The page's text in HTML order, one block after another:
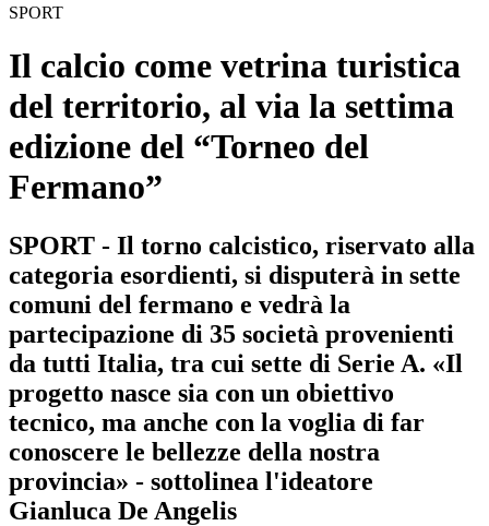
SPORT
Il calcio come vetrina turistica
del territorio, al via la settima
edizione del “Torneo del
Fermano”
SPORT - Il torno calcistico, riservato alla
categoria esordienti, si disputerà in sette
comuni del fermano e vedrà la
partecipazione di 35 società provenienti
da tutti Italia, tra cui sette di Serie A. «Il
progetto nasce sia con un obiettivo
tecnico, ma anche con la voglia di far
conoscere le bellezze della nostra
provincia» - sottolinea l'ideatore
Gianluca De Angelis